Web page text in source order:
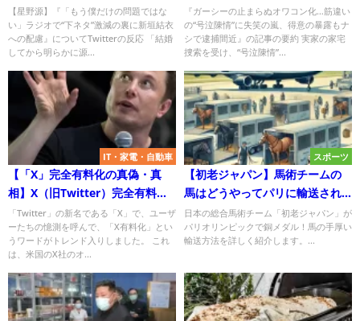
減の裏に新垣結衣への配慮』に
ついて
【星野源】『「もう僕だけの問題ではな
い」ラジオで“下ネタ”激減の裏に新垣結衣
への配慮』についてTwitterの反応 「結婚
してから明らかに源...
嵐、得意の暴露もナシで逮捕間
近』についてTwitterの反応
『ガーシーの止まらぬオワコン化…筋違い
の“号泣陳情”に失笑の嵐、得意の暴露もナ
シで逮捕間近』の記事の要約 実家の家宅
捜索を受け、“号泣陳情”...
IT・家電・自動車
【「X」完全有料化の真偽・真
相】X（旧Twitter）完全有料化
は本当か？その真相を調査！
「Twitter」の新名である「X」で、ユーザ
ーたちの憶測を呼んで、「X有料化」とい
うワードがトレンド入りしました。 これ
は、米国のX社のオ...
スポーツ
【初老ジャパン】馬術チームの
馬はどうやってパリに輸送され
たのか？愛馬の空輸とサポート
の秘密！
日本の総合馬術チーム「初老ジャパン」が
パリオリンピックで銅メダル！馬の手厚い
輸送方法を詳しく紹介します。...